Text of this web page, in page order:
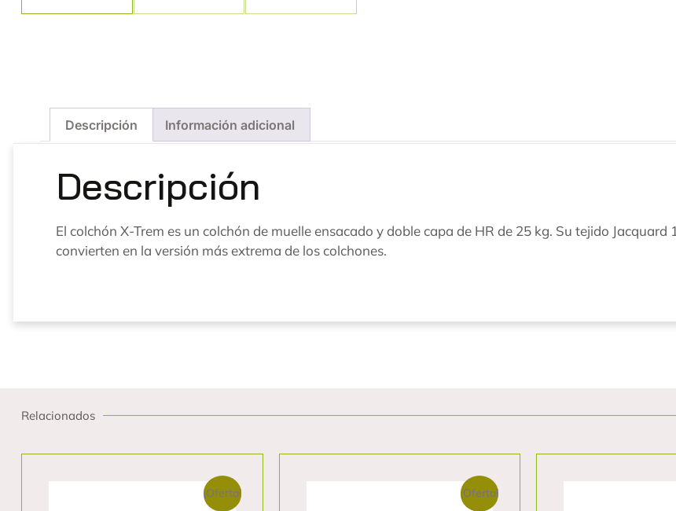
Descripción Información adicional
Descripción
El colchón X-Trem es un colchón de muelle ensacado y doble capa de HR de 25 kg. Su tejido
convierten en la versión más extrema de los colchones.
Relacionados
¡Oferta! ¡Oferta!